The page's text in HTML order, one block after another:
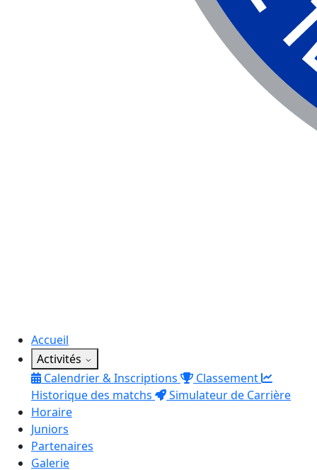
Accueil
Activités
Calendrier & Inscriptions
Classement
Historique des matchs
Simulateur de Carrière
Horaire
Juniors
Partenaires
Galerie